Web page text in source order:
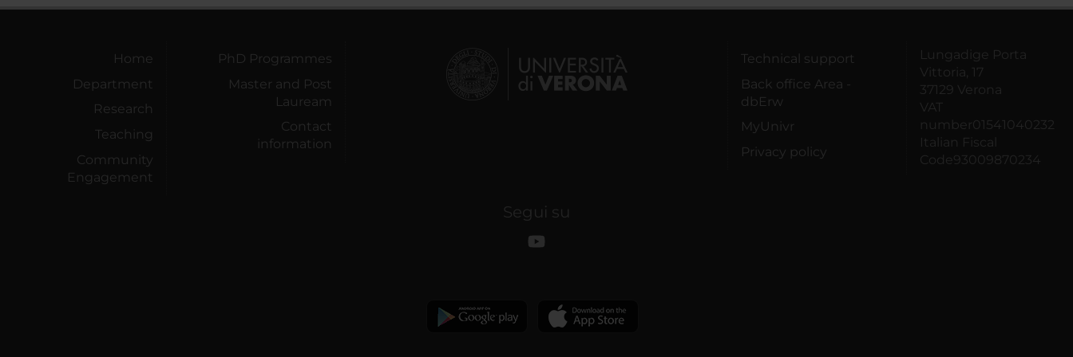
Home
Department
Research
Teaching
Community
Engagement
PhD Programmes
Master and Post
Lauream
Contact
information
Technical support
Back office Area -
dbErw
MyUnivr
Privacy policy
Lungadige Porta
Vittoria, 17
37129 Verona
VAT
number01541040232
Italian Fiscal
Code93009870234
Segui su